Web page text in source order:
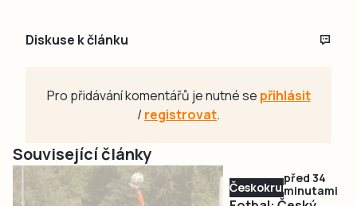
Diskuse k článku
Pro přidávání komentářů je nutné se přihlásit
/registrovat.
Související články
Českokrumlovsko
před 34
minutami